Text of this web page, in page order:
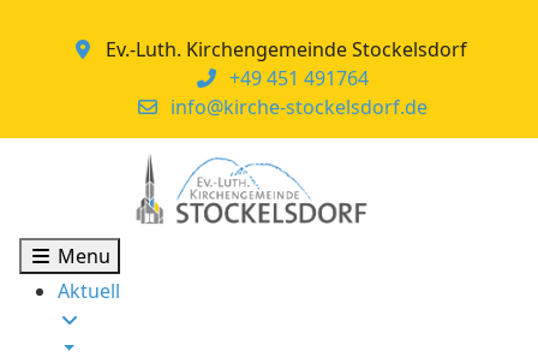
Ev.-Luth. Kirchengemeinde Stockelsdorf
+49 451 491764
info@kirche-stockelsdorf.de
Menu
Aktuell